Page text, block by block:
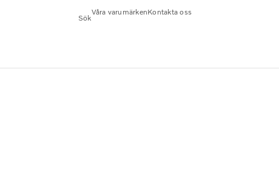
Sök
Våra varumärkenKontakta oss